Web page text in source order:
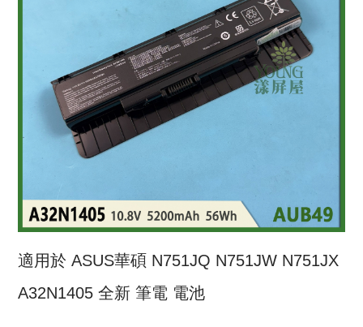
適用於 ASUS華碩 N751JQ N751JW N751JX
A32N1405 全新 筆電 電池